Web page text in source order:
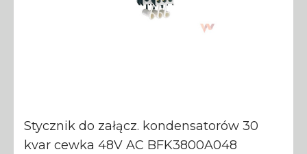
Stycznik do załącz. kondensatorów 30
kvar cewka 48V AC BFK3800A048